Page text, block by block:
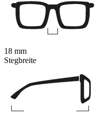
18 mm
Stegbreite